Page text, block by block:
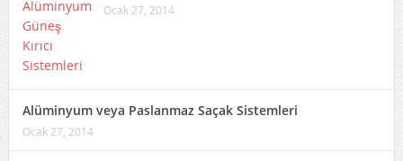
Ocak 27, 2014
Alüminyum veya Paslanmaz Saçak Sistemleri
Ocak 27, 2014